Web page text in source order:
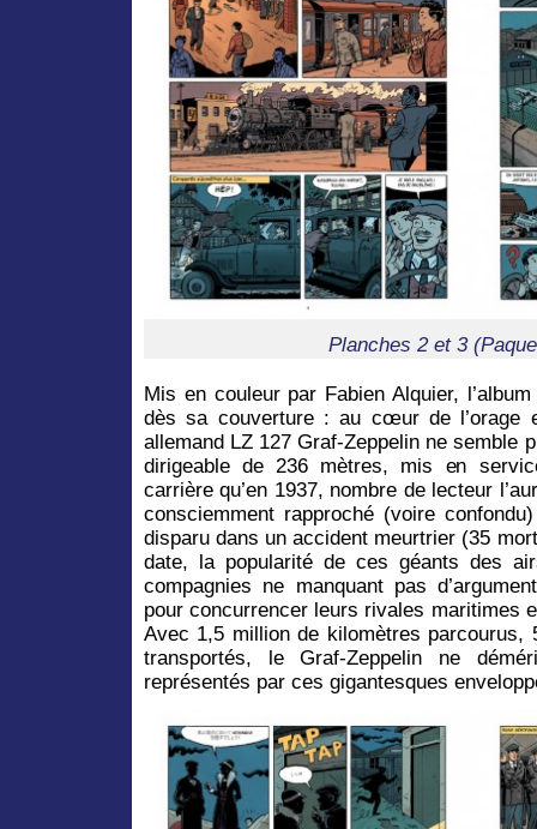
Planches 2 et 3
Mis en couleur par Fabien Alquier,
dès sa couverture : au cœur de l’orage
allemand LZ 127 Graf-Zeppelin ne semble
dirigeable de 236 mètres, mis en
carrière qu’en 1937, nombre de lecteur
consciemment rapproché (voire
disparu dans un accident meurtrier (35
date, la popularité de ces géants des
compagnies ne manquant pas
pour concurrencer leurs rivales maritimes
Avec 1,5 million de kilomètres parcourus,
transportés, le Graf-Zeppelin ne
représentés par ces gigantesques